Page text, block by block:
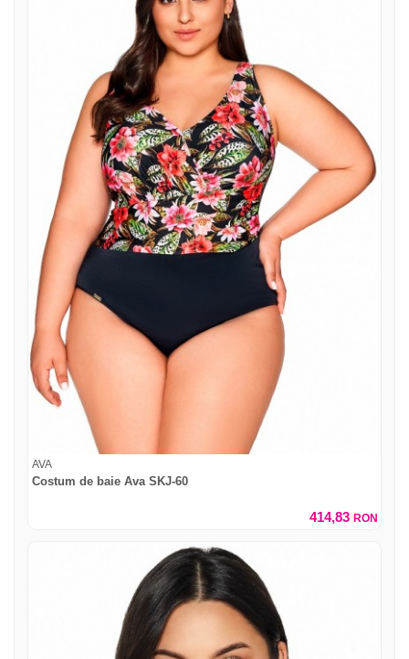
AVA
Costum de baie Ava SKJ-60
414,83 RON